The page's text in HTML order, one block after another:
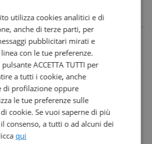
utilizza cookies analitici e di
anche di terze parti, per
pubblicitari mirati e
con le tue preferenze.
ACCETTA TUTTI per
a tutti i cookie, anche
di profilazione oppure
le tue preferenze sulle
cookie. Se vuoi saperne di più
consenso, a tutti o ad alcuni dei
qui